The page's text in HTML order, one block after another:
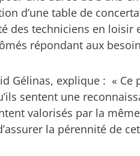
d’une table de
des techniciens en
répondant aux
Gélinas, explique : «
sentent une
valorisés par la
la pérennité de